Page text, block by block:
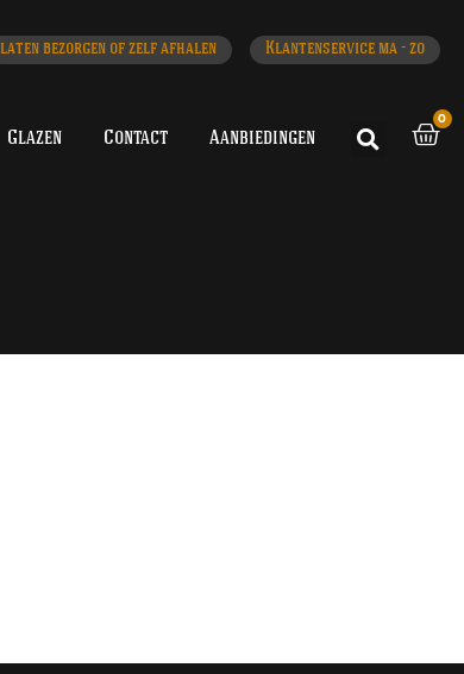
laten bezorgen of zelf afhalen Klantenservice ma - zo
Glazen Contact Aanbiedingen
0